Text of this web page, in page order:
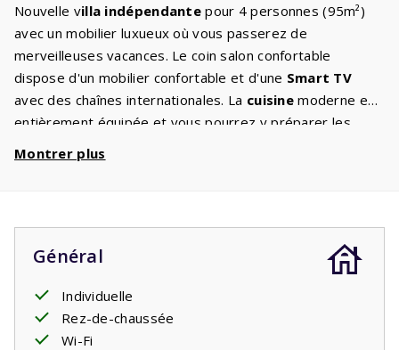
Nouvelle villa indépendantepour 4 personnes (95m²)
avec un mobilier luxueux où vous passerez de
merveilleuses vacances. Le coin salon confortable
dispose d'un mobilier confortable et d'une Smart TV
avec des chaînes internationales. La cuisine moderne est
entièrement équipée et vous pourrez y préparer les
d'un lit double à sommier. Les deuxième chambre dispose
de toilettes et la machine à laver / sèche-linge. Il y a des
toilettes séparées dans le hall. Le jardin dispose d'une
avec mobilier de jardin d'où vous
pourrez profiter de la beauté des lieux.
Votre séjour comprend des lits faits.
Montrer plus
Général
Individuelle
Rez-de-chaussée
Wi-Fi